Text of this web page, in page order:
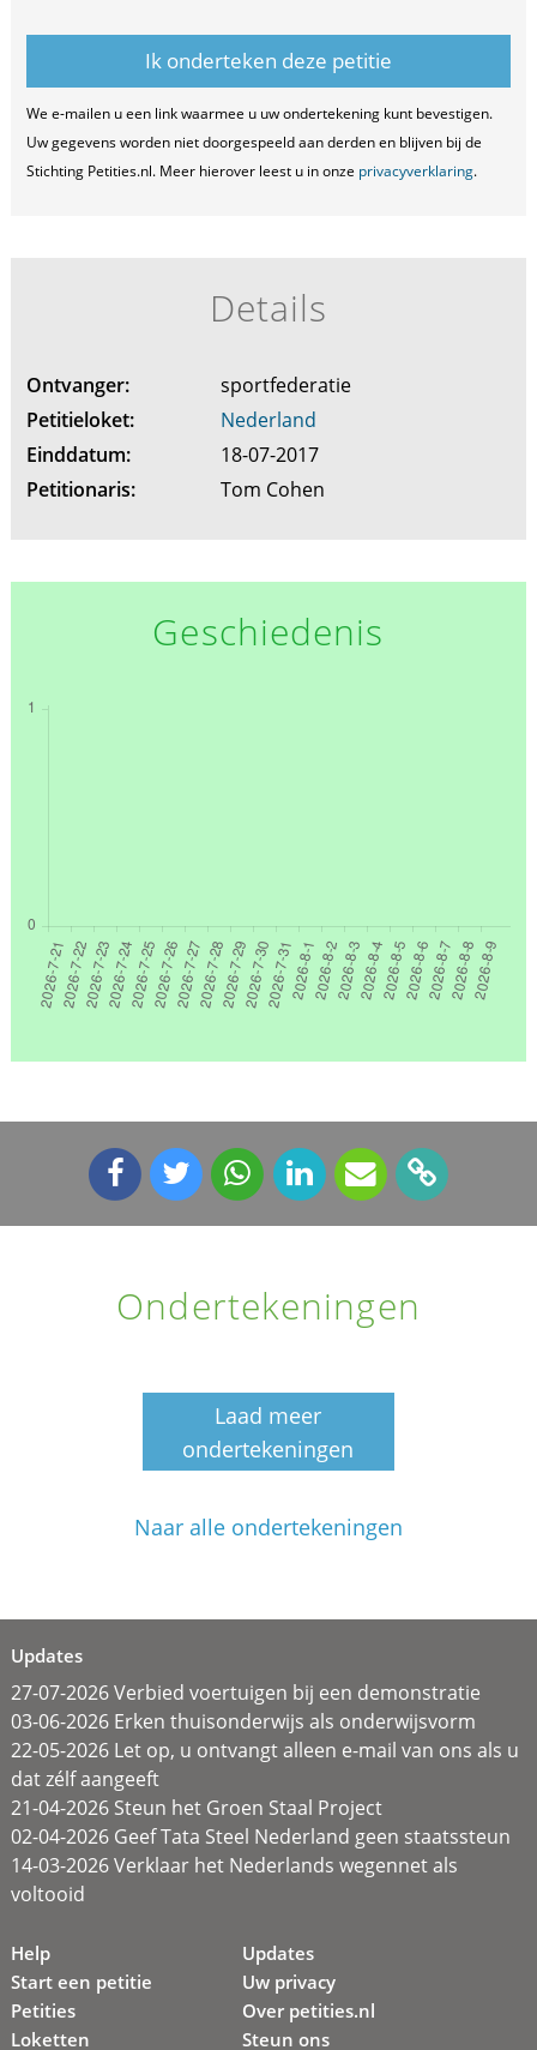
We e-mailen u een link waarmee u uw ondertekening kunt bevestigen.
Uw gegevens worden niet doorgespeeld aan derden en blijven bij de
Stichting Petities.nl. Meer hierover leest u in onze privacyverklaring.
Details
Ontvanger:
sportfederatie
Petitieloket:
Nederland
Einddatum:
18-07-2017
Petitionaris:
Tom Cohen
Geschiedenis
Ondertekeningen
Laad meer
ondertekeningen
Naar alle ondertekeningen
Updates
27-07-2026 Verbied voertuigen bij een demonstratie
03-06-2026 Erken thuisonderwijs als onderwijsvorm
22-05-2026 Let op, u ontvangt alleen e-mail van ons als u
dat zélf aangeeft
21-04-2026 Steun het Groen Staal Project
02-04-2026 Geef Tata Steel Nederland geen staatssteun
14-03-2026 Verklaar het Nederlands wegennet als
voltooid
Help
Start een petitie
Petities
Loketten
Updates
Uw privacy
Over petities.nl
Steun ons